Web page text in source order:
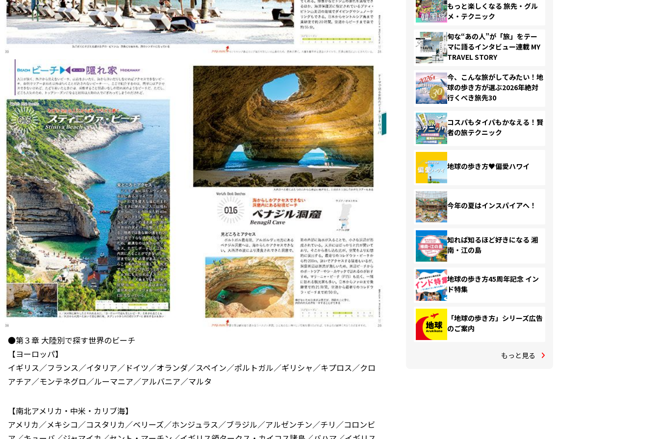
●第３章 大陸別で探す世界のビーチ
【ヨーロッパ】
イギリス／フランス／イタリア／ドイツ／オランダ／スペイン／ポルトガル／ギリシャ／キプロス／クロ
アチア／モンテネグロ／ルーマニア／アルバニア／マルタ
【南北アメリカ・中米・カリブ海】
アメリカ／メキシコ／コスタリカ／ベリーズ／ホンジュラス／ブラジル／アルゼンチン／チリ／コロンビ
もっと楽しくなる 旅先・グル
メ・テクニック
旬な“あの人”が「旅」をテー
マに語るインタビュー連載 MY
TRAVEL STORY
今、こんな旅がしてみたい！地
球の歩き方が選ぶ2026年絶対
行くべき旅先30
コスパもタイパもかなえる！賢
者の旅テクニック
地球の歩き方♥偏愛ハワイ
今年の夏はインスパイアへ！
知れば知るほど好きになる 湘
南・江の島
地球の歩き方45周年記念 イン
ド特集
「地球の歩き方」シリーズ広告
のご案内
もっと見る